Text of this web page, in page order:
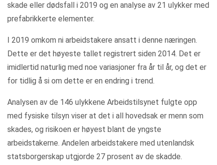
skade eller dødsfall i 2019 og en analyse av 21 ulykker med
prefabrikkerte elementer.
I 2019 omkom ni arbeidstakere ansatt i denne næringen.
Dette er det høyeste tallet registrert siden 2014. Det er
imidlertid naturlig med noe variasjoner fra år til år, og det er
for tidlig å si om dette er en endring i trend.
Analysen av de 146 ulykkene Arbeidstilsynet fulgte opp
med fysiske tilsyn viser at det i all hovedsak er menn som
skades, og risikoen er høyest blant de yngste
arbeidstakerne. Andelen arbeidstakere med utenlandsk
statsborgerskap utgjorde 27 prosent av de skadde.